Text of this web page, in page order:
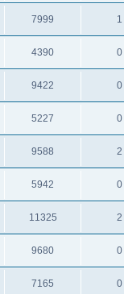
1
7999
0
4390
0
9422
0
5227
2
9588
0
5942
2
11325
0
9680
0
7165